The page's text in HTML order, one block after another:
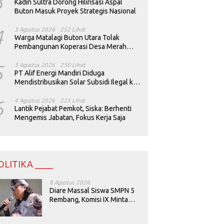
Kadin Sultra Dorong Hilirisasi Aspal
Buton Masuk Proyek Strategis Nasional
3 Agustus 2026 252 Lihat
Warga Matalagi Buton Utara Tolak
Pembangunan Koperasi Desa Merah
3 Agustus 2026 230 Lihat
PT Alif Energi Mandiri Diduga
Mendistribusikan Solar Subsidi Ilegal ke
4 Agustus 2026 225 Lihat
Lantik Pejabat Pemkot, Siska: Berhenti
Mengemis Jabatan, Fokus Kerja Saja
____
8 Agustus 2026
Diare Massal Siswa SMPN 5
Rembang, Komisi IX Minta